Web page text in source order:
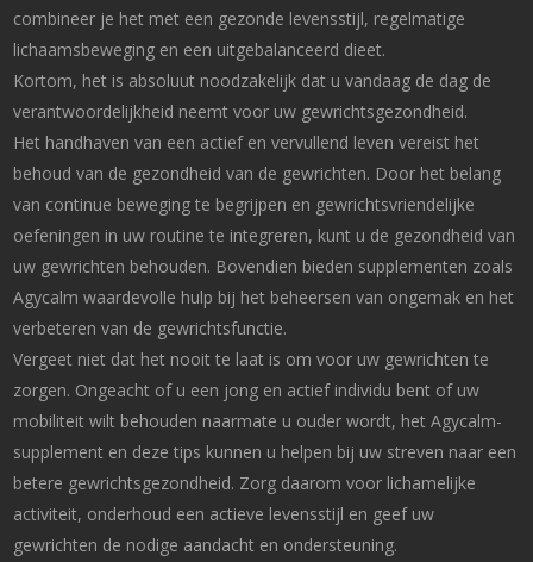
combineer je het met een gezonde levensstijl, regelmatige
lichaamsbeweging en een uitgebalanceerd dieet.
Kortom, het is absoluut noodzakelijk dat u vandaag de dag de
verantwoordelijkheid neemt voor uw gewrichtsgezondheid.
Het handhaven van een actief en vervullend leven vereist het
behoud van de gezondheid van de gewrichten. Door het belang
van continue beweging te begrijpen en gewrichtsvriendelijke
oefeningen in uw routine te integreren, kunt u de gezondheid van
uw gewrichten behouden. Bovendien bieden supplementen zoals
Agycalm waardevolle hulp bij het beheersen van ongemak en het
verbeteren van de gewrichtsfunctie.
Vergeet niet dat het nooit te laat is om voor uw gewrichten te
zorgen. Ongeacht of u een jong en actief individu bent of uw
mobiliteit wilt behouden naarmate u ouder wordt, het Agycalm-
supplement en deze tips kunnen u helpen bij uw streven naar een
betere gewrichtsgezondheid. Zorg daarom voor lichamelijke
activiteit, onderhoud een actieve levensstijl en geef uw
gewrichten de nodige aandacht en ondersteuning.